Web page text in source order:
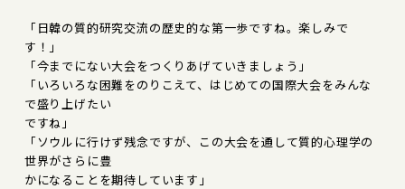
「日韓の質的研究交流の歴史的な第一歩ですね。楽しみで
す！」
「今までにない大会をつくりあげていきましょう」
「いろいろな困難をのりこえて、はじめての国際大会をみんな
で盛り上げたい
ですね」
「ソウルに行けず残念ですが、この大会を通して質的心理学の
世界がさらに豊
かになることを期待しています」